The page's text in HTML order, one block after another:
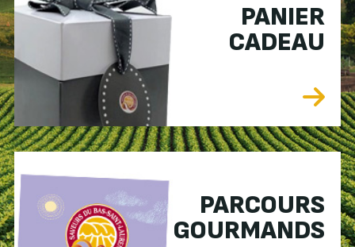
PANIER
CADEAU
PARCOURS
GOURMANDS